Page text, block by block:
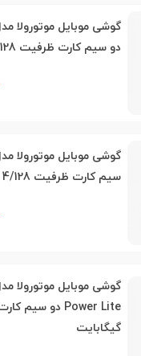
دو سیم کارت ظرفیت 6/128 گیگابایت
سیم کارت ظرفیت 4/128 گیگابایت
گیگابایت